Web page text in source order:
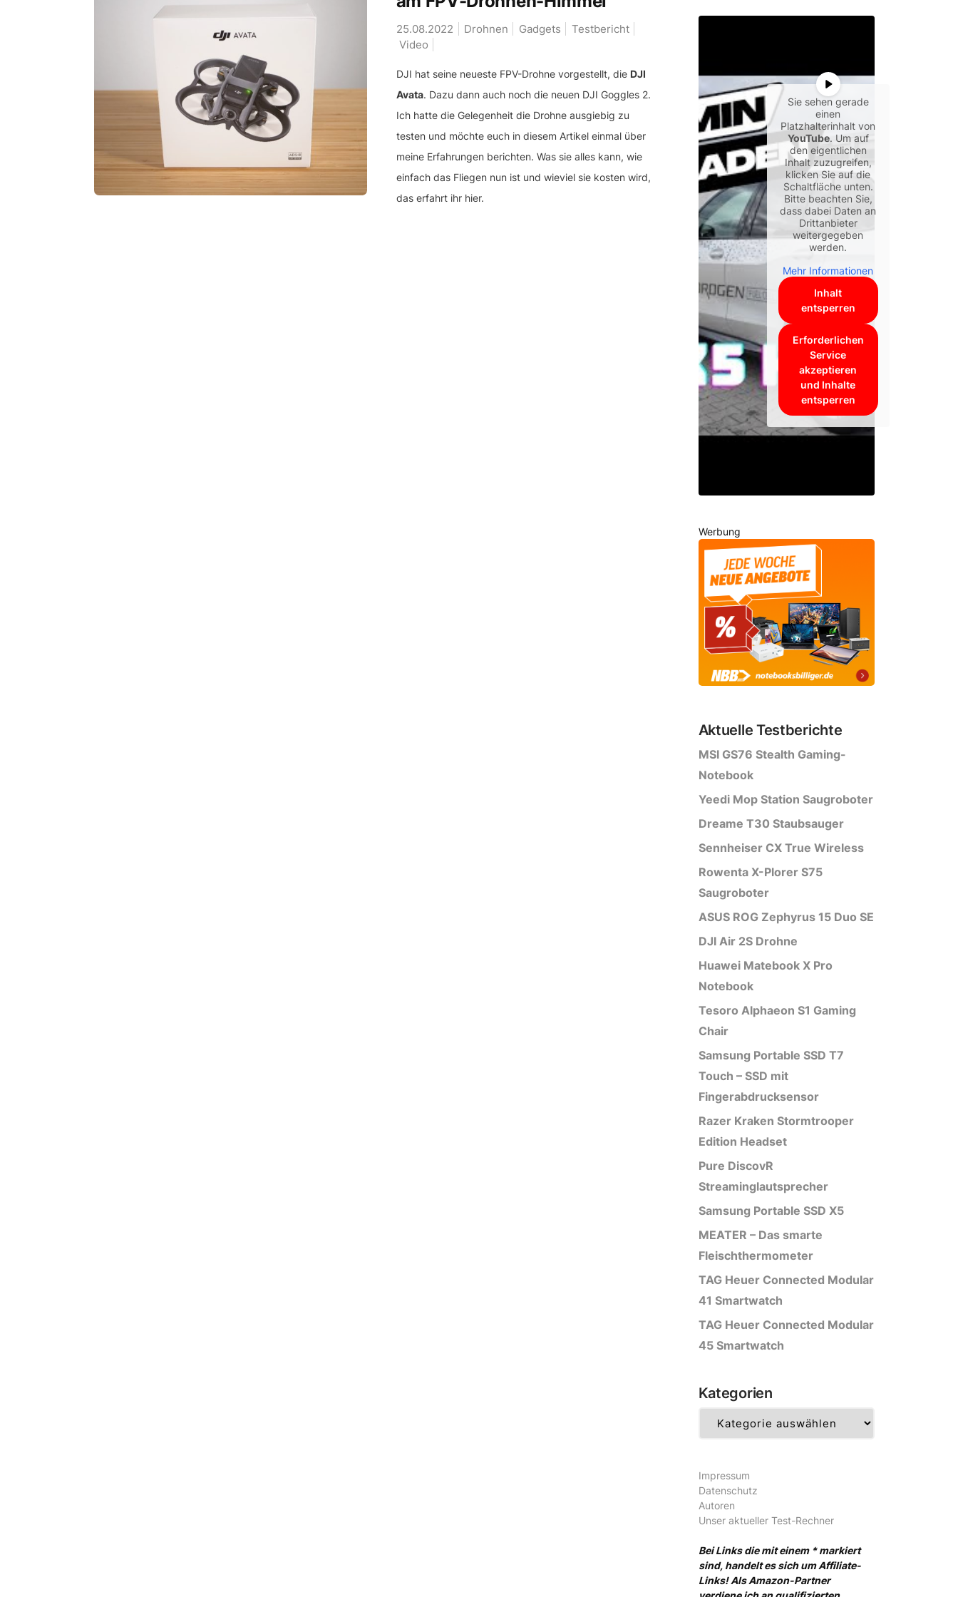
25.08.2022 Drohnen Gadgets
Testbericht
Video
DJI hat seine neueste FPV-Drohne vorgestellt, die DJI
Avata. Dazu dann auch noch die neuen DJI Goggles 2.
Ich hatte die Gelegenheit die Drohne ausgiebig zu
testen und möchte euch in diesem Artikel einmal über
meine Erfahrungen berichten. Was sie alles kann, wie
einfach das Fliegen nun ist und wieviel sie kosten wird,
das erfahrt ihr hier.
Sie sehen gerade
einen
Platzhalterinhalt von
YouTube. Um auf
den eigentlichen
Inhalt zuzugreifen,
klicken Sie auf die
Schaltfläche unten.
Bitte beachten Sie,
dass dabei Daten an
Drittanbieter
weitergegeben
werden.
Mehr Informationen
Inhalt
entsperren
Erforderlichen
Service
akzeptieren
und Inhalte
entsperren
Werbung
Aktuelle Testberichte
MSI GS76 Stealth Gaming-
Notebook
Yeedi Mop Station Saugroboter
Dreame T30 Staubsauger
Sennheiser CX True Wireless
Rowenta X-Plorer S75
Saugroboter
ASUS ROG Zephyrus 15 Duo SE
DJI Air 2S Drohne
Huawei Matebook X Pro
Notebook
Tesoro Alphaeon S1 Gaming
Chair
Samsung Portable SSD T7
Touch – SSD mit
Fingerabdrucksensor
Razer Kraken Stormtrooper
Edition Headset
Pure DiscovR
Streaminglautsprecher
Samsung Portable SSD X5
MEATER – Das smarte
Fleischthermometer
TAG Heuer Connected Modular
41 Smartwatch
TAG Heuer Connected Modular
45 Smartwatch
Kategorien
Impressum
Datenschutz
Autoren
Unser aktueller Test-Rechner
Bei Links die mit einem * markiert
sind, handelt es sich um Affiliate-
Links! Als Amazon-Partner